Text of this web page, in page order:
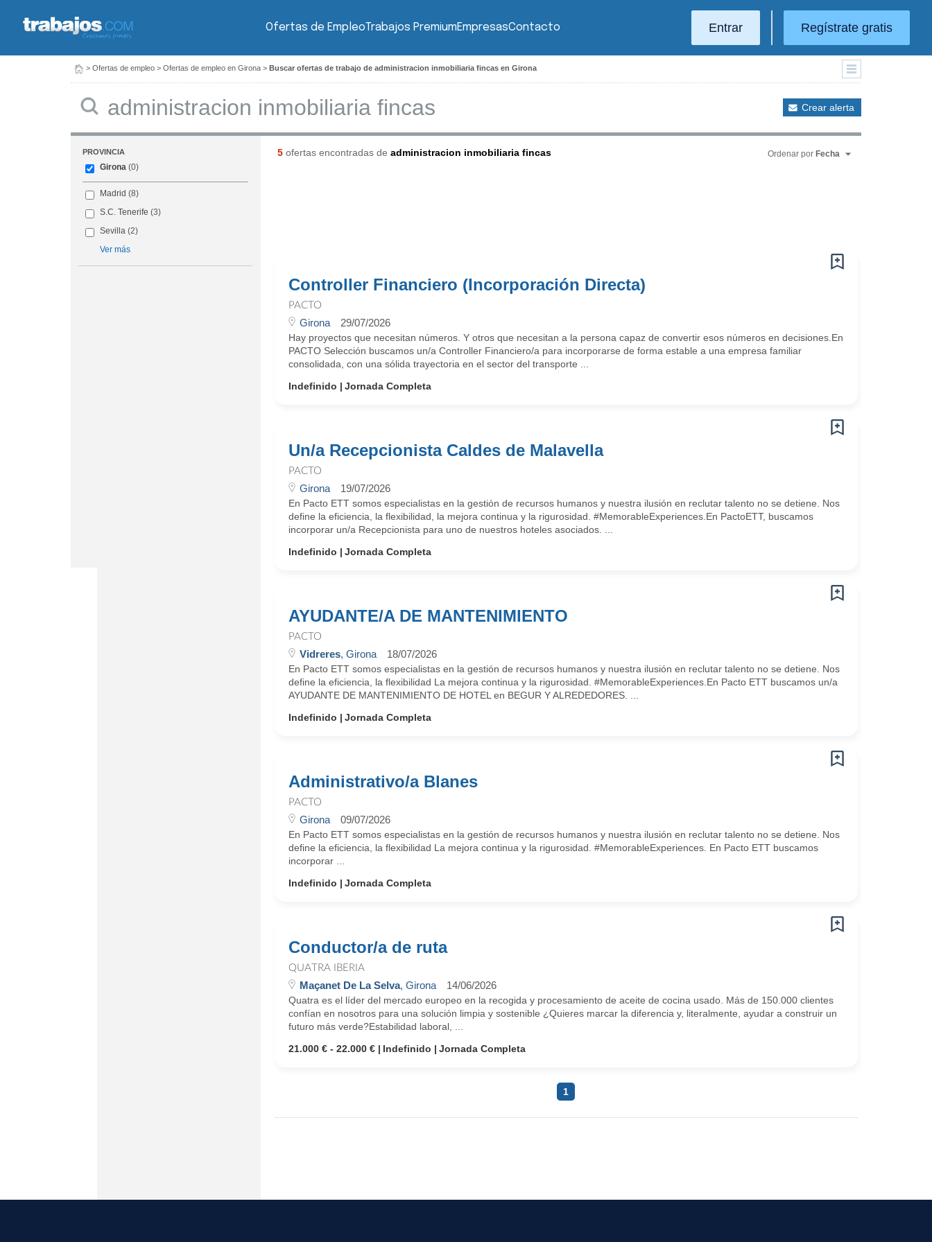
Ofertas de EmpleoTrabajos PremiumEmpresasContacto Entrar Regístrate gratis
> Ofertas de empleo > Ofertas de empleo en Girona > Buscar ofertas de trabajo de administracion inmobiliaria fincas en Girona
Crear alerta
PROVINCIA
Girona (0)
Madrid (8)
S.C. Tenerife (3)
Sevilla (2)
Ver más
5ofertas encontradas de administracion inmobiliaria fincas Ordenar por Fecha
Controller Financiero (Incorporación Directa)
PACTO
Girona 29/07/2026
Hay proyectos que necesitan números. Y otros que necesitan a la persona capaz de convertir esos números en decisiones.En
PACTO Selección buscamos un/a Controller Financiero/a para incorporarse de forma estable a una empresa familiar
consolidada, con una sólida trayectoria en el sector del transporte ...
Indefinido
Jornada Completa
Un/a Recepcionista Caldes de Malavella
PACTO
Girona 19/07/2026
En Pacto ETT somos especialistas en la gestión de recursos humanos y nuestra ilusión en reclutar talento no se detiene. Nos
define la eficiencia, la flexibilidad, la mejora continua y la rigurosidad. #MemorableExperiences.En PactoETT, buscamos
incorporar un/a Recepcionista para uno de nuestros hoteles asociados. ...
Indefinido
Jornada Completa
AYUDANTE/A DE MANTENIMIENTO
PACTO
Vidreres, Girona 18/07/2026
En Pacto ETT somos especialistas en la gestión de recursos humanos y nuestra ilusión en reclutar talento no se detiene. Nos
define la eficiencia, la flexibilidad La mejora continua y la rigurosidad. #MemorableExperiences.En Pacto ETT buscamos un/a
AYUDANTE DE MANTENIMIENTO DE HOTEL en BEGUR Y ALREDEDORES. ...
Indefinido
Jornada Completa
Administrativo/a Blanes
PACTO
Girona 09/07/2026
En Pacto ETT somos especialistas en la gestión de recursos humanos y nuestra ilusión en reclutar talento no se detiene. Nos
define la eficiencia, la flexibilidad La mejora continua y la rigurosidad. #MemorableExperiences. En Pacto ETT buscamos
incorporar ...
Indefinido
Jornada Completa
Conductor/a de ruta
QUATRA IBERIA
Maçanet De La Selva, Girona 14/06/2026
Quatra es el líder del mercado europeo en la recogida y procesamiento de aceite de cocina usado. Más de 150.000 clientes
confían en nosotros para una solución limpia y sostenible ¿Quieres marcar la diferencia y, literalmente, ayudar a construir un
futuro más verde?Estabilidad laboral, ...
21.000 € - 22.000 €
Indefinido Jornada Completa
1